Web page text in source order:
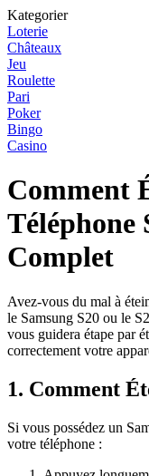
Kategorier
Loterie
Châteaux
Jeu
Roulette
Pari
Poker
Bingo
Casino
Comment
Téléphone
Complet
Avez-vous du mal à
le Samsung S20 ou le
vous guidera étape par
correctement votre
1. Comment
Si vous possédez un
votre téléphone :